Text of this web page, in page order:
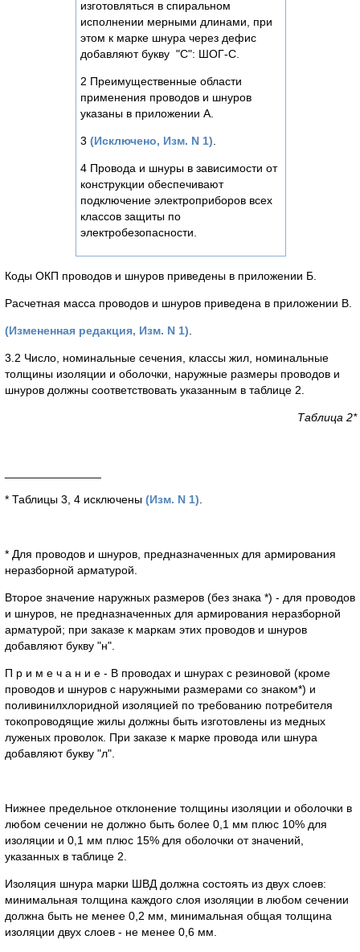
изготовляться в спиральном
исполнении мерными длинами, при
этом к марке шнура через дефис
добавляют букву "С": ШОГ-С.
2 Преимущественные области
применения проводов и шнуров
указаны в приложении А.
3 (Исключено, Изм. N 1)
4 Провода и шнуры в зависимости от
конструкции обеспечивают
подключение электроприборов всех
классов защиты по
электробезопасности.
Коды ОКП проводов и шнуров приведены в приложении Б.
Расчетная масса проводов и шнуров приведена в приложении В.
(Измененная редакция, Изм. N 1)
3.2 Число, номинальные сечения, классы жил, номинальные
толщины изоляции и оболочки, наружные размеры проводов и
шнуров должны соответствовать указанным в таблице 2.
Таблица 2*
* Таблицы 3, 4 исключены (Изм. N 1)
* Для проводов и шнуров, предназначенных для армирования
неразборной арматурой.
Второе значение наружных размеров (без знака *) - для проводов
и шнуров, не предназначенных для армирования неразборной
арматурой; при заказе к маркам этих проводов и шнуров
добавляют букву "н".
П р и м е ч а н и е - В проводах и шнурах с резиновой (кроме
проводов и шнуров с наружными размерами со знаком*) и
поливинилхлоридной изоляцией по требованию потребителя
токопроводящие жилы должны быть изготовлены из медных
луженых проволок. При заказе к марке провода или шнура
добавляют букву "л".
Нижнее предельное отклонение толщины изоляции и оболочки в
любом сечении не должно быть более 0,1 мм плюс 10% для
изоляции и 0,1 мм плюс 15% для оболочки от значений,
указанных в таблице 2.
Изоляция шнура марки ШВД должна состоять из двух слоев:
минимальная толщина каждого слоя изоляции в любом сечении
должна быть не менее 0,2 мм, минимальная общая толщина
изоляции двух слоев - не менее 0,6 мм.